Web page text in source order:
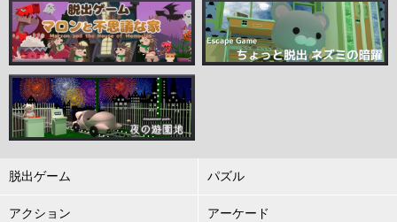
脱出ゲーム パズル
アクション アーケード